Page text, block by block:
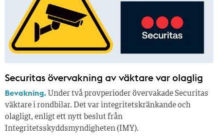
Securitas övervakning av väktare var olaglig
Bevakning. Under två provperioder övervakade Securitas
väktare i rondbilar. Det var integritetskränkande och
olagligt, enligt ett nytt beslut från
Integritetsskyddsmyndigheten (IMY).